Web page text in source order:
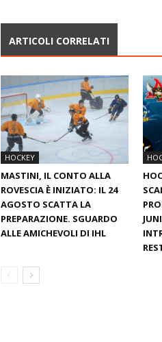
ARTICOLI CORRELATI
HOCKEY
MASTINI, IL CONTO ALLA
ROVESCIA È INIZIATO: IL 24
AGOSTO SCATTA LA
PREPARAZIONE. SGUARDO
ALLE AMICHEVOLI DI IHL